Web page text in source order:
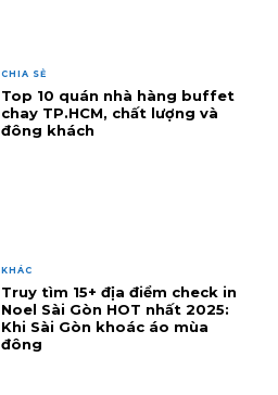
CHIA SẺ
Top 10 quán nhà hàng buffet
chay TP.HCM, chất lượng và
đông khách
KHÁC
Truy tìm 15+ địa điểm check in
Noel Sài Gòn HOT nhất 2025:
Khi Sài Gòn khoác áo mùa
đông